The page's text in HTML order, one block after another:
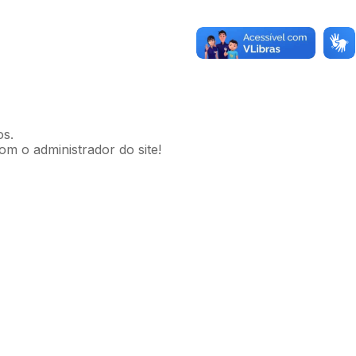
o administrador do site!